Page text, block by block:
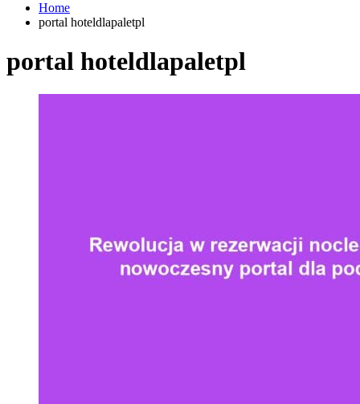
Home
portal hoteldlapaletpl
portal hoteldlapaletpl